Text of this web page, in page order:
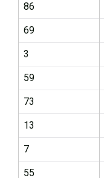
86
69
3
59
73
13
7
55